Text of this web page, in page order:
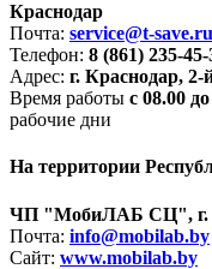
Краснодар
Почта: service@t-save.ru
Телефон: 8 (861) 235-
Адрес: г. Краснодар, 2-
Время работы с 08.00
рабочие дни
На территории
ЧП "МобиЛАБ СЦ", г.
Почта: info@mobilab.by
Сайт: www.mobilab.by